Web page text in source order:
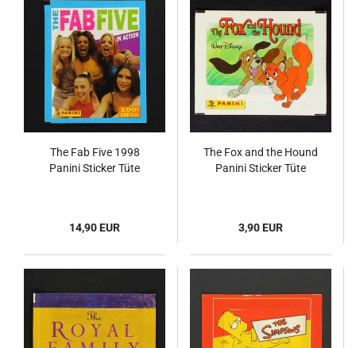
The Fab Five 1998
Panini Sticker Tüte
14,90 EUR
The Fox and the Hound
Panini Sticker Tüte
3,90 EUR